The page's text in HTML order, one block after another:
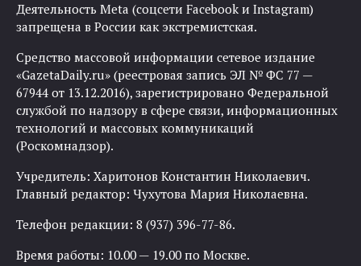
Деятельность Meta (соцсети Facebook и Instagram)
запрещена в России как экстремистская.
Средство массовой информации сетевое издание
«GazetaDaily.ru» (реестровая запись ЭЛ № ФС 77 —
67944 от 13.12.2016), зарегистрировано Федеральной
службой по надзору в сфере связи, информационных
технологий и массовых коммуникаций
(Роскомнадзор).
Учредитель: Харитонов Константин Николаевич.
Главный редактор: Чухутова Мария Николаевна.
Телефон редакции: 8 (937) 396-77-86.
Время работы: 10.00 — 19.00 по Москве.